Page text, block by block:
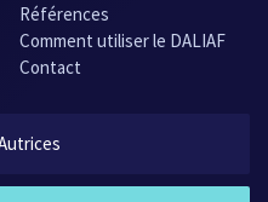
Références
Comment utiliser le DALIAF
Contact